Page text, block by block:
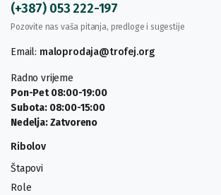
(+387) 053 222-197
Pozovite nas vaša pitanja, predloge i sugestije
Email: maloprodaja@trofej.org
Radno vrijeme
Pon-Pet 08:00-19:00
Subota: 08:00-15:00
Nedelja: Zatvoreno
Ribolov
Štapovi
Role